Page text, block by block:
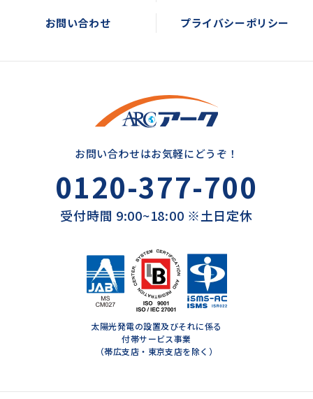
お問い合わせ プライバシーポリシー
お問い合わせはお気軽にどうぞ！
0120-377-700
受付時間 9:00~18:00 ※土日定休
太陽光発電の設置及びそれに係る
付帯サービス事業
（帯広支店・東京支店を除く）